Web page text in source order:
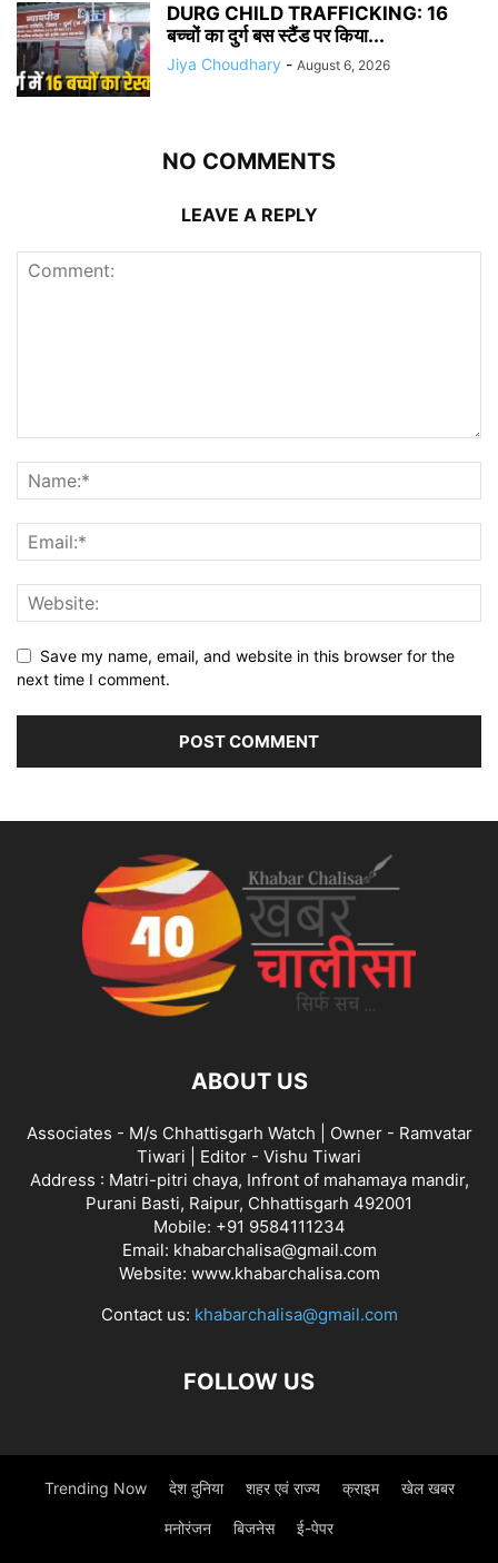
DURG CHILD TRAFFICKING: 16
बच्चों का दुर्ग बस स्टैंड पर किया...
Jiya Choudhary - August 6, 2026
NO COMMENTS
LEAVE A REPLY
Save my name, email, and website in this browser for the
next time I comment.
ABOUT US
Associates - M/s Chhattisgarh Watch | Owner - Ramvatar
Tiwari | Editor - Vishu Tiwari
Address : Matri-pitri chaya, Infront of mahamaya mandir,
Purani Basti, Raipur, Chhattisgarh 492001
Mobile: +91 9584111234
Email: khabarchalisa@gmail.com
Website: www.khabarchalisa.com
Contact us: khabarchalisa@gmail.com
FOLLOW US
Trending Now देश दुनिया शहर एवं राज्य क्राइम खेल खबर
मनोरंजन बिजनेस ई-पेपर